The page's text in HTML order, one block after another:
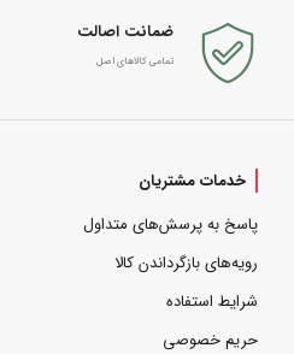
ضمانت اصالت
تمامی کالاهای اصل
خدمات مشتریان
پاسخ به پرسش‌های متداول
رویه‌های بازگرداندن کالا
شرایط استفاده
حریم خصوصی